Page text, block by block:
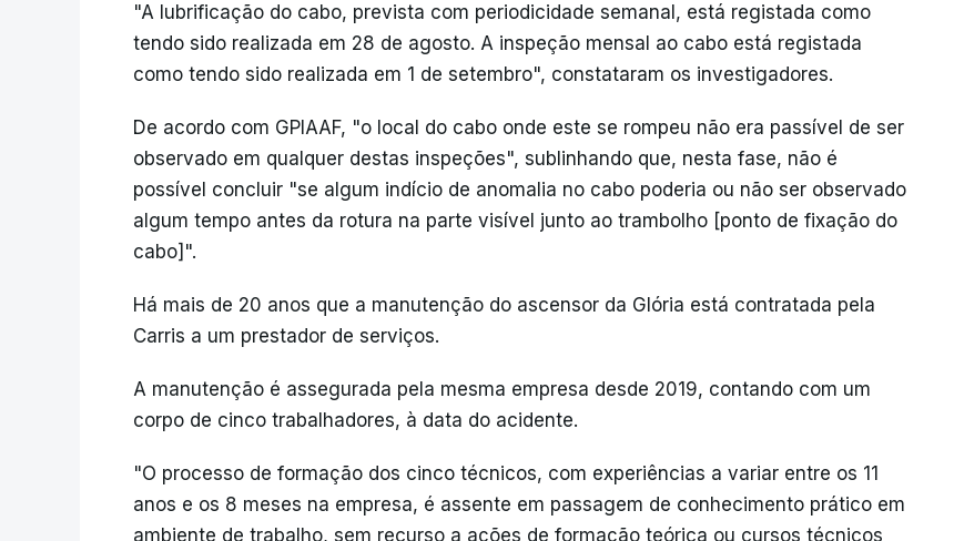
"A lubrificação do cabo, prevista com periodicidade semanal, está registada como
tendo sido realizada em 28 de agosto. A inspeção mensal ao cabo está registada
como tendo sido realizada em 1 de setembro", constataram os investigadores.
De acordo com GPIAAF, "o local do cabo onde este se rompeu não era passível de ser
observado em qualquer destas inspeções", sublinhando que, nesta fase, não é
possível concluir "se algum indício de anomalia no cabo poderia ou não ser observado
algum tempo antes da rotura na parte visível junto ao trambolho [ponto de fixação do
cabo]".
Há mais de 20 anos que a manutenção do ascensor da Glória está contratada pela
Carris a um prestador de serviços.
A manutenção é assegurada pela mesma empresa desde 2019, contando com um
corpo de cinco trabalhadores, à data do acidente.
"O processo de formação dos cinco técnicos, com experiências a variar entre os 11
anos e os 8 meses na empresa, é assente em passagem de conhecimento prático em
ambiente de trabalho, sem recurso a ações de formação teórica ou cursos técnicos